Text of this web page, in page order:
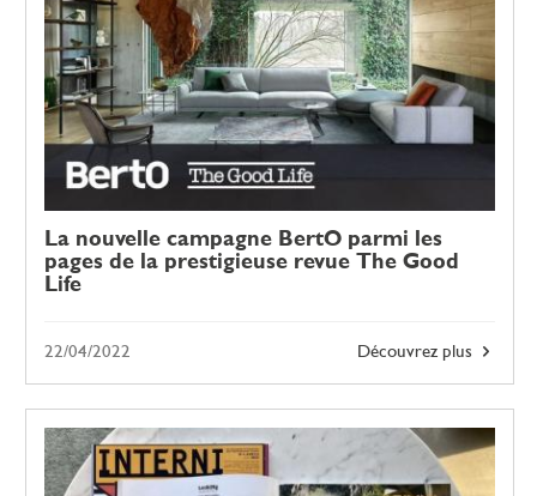
La nouvelle campagne BertO parmi les
pages de la prestigieuse revue The Good
Life
Découvrez plus
22/04/2022